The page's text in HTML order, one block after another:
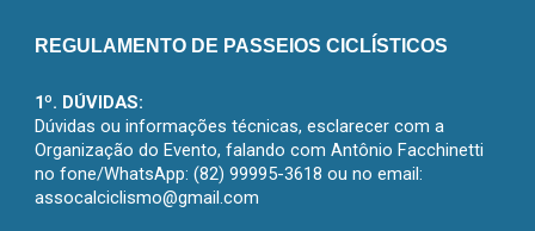
REGULAMENTO DE PASSEIOS CICLÍSTICOS
1º. DÚVIDAS:
Dúvidas ou informações técnicas, esclarecer com a
Organização do Evento, falando com Antônio Facchinetti
no fone/WhatsApp: (82) 99995-3618 ou no email:
assocalciclismo@gmail.com